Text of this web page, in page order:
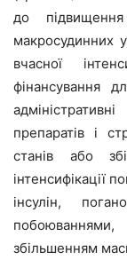
до
макросудинних
вчасної
фінансування
препаратів і
станів або
інтенсифікації
інсулін,
збільшенням